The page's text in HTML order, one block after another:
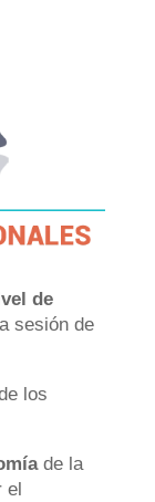
de
sesión de
los
de la
el